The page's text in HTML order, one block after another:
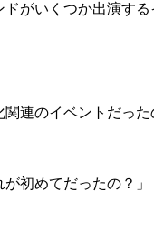
ドがいくつか出演す
連のイベントだっ
初めてだったの？」